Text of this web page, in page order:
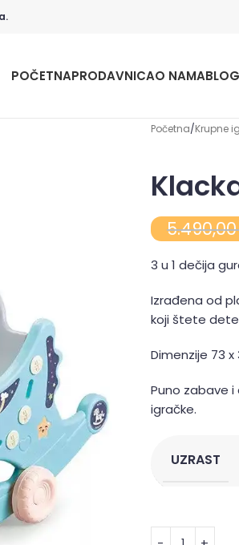
POČETNAPRODAVNICAO NAMABLOG
Početna Krupne
3 u 1 dečija
Izrađena od
koji štete
Dimenzije 73 x
Puno zabave
igračke.
UZRAST
Alternative: